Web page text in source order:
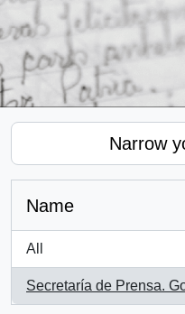
Narrow
Name
All
Secretaría de Prensa.
, 1 results